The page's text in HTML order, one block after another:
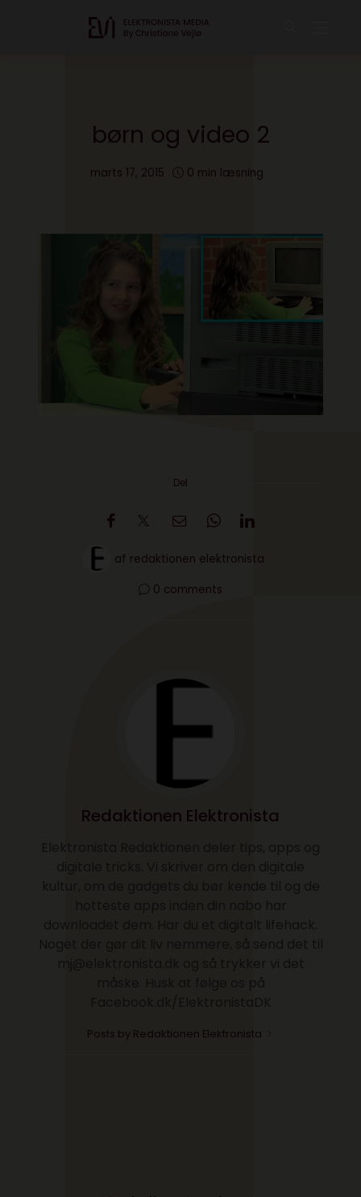
børn og video 2
marts 17, 2015 0 min læsning
Del
af redaktionen elektronista
0 comments
Redaktionen Elektronista
Posts by Redaktionen Elektronista